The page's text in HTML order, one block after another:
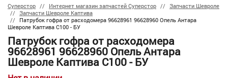
Суперстор Интернет магазин запчастей Суперстор
Запчасти Шевроле
Запчасти Шевроле Каптива
Патрубок гофра от расходомера 96628961 96628960 Опель Антара
Шевроле Каптива C100 - БУ
Патрубок гофра от расходомера
96628961 96628960 Опель Антара
Шевроле Каптива C100 - БУ